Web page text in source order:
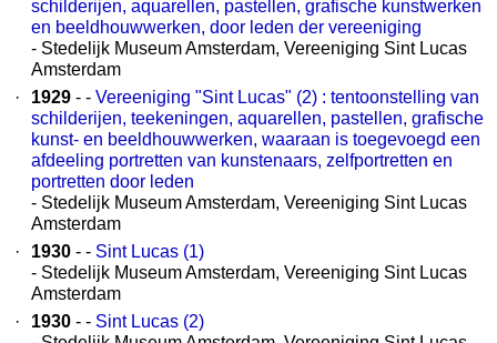
schilderijen, aquarellen, pastellen, grafische kunstwerken
en beeldhouwwerken, door leden der vereeniging
- Stedelijk Museum Amsterdam, Vereeniging Sint Lucas
Amsterdam
·
1929 - - Vereeniging "Sint Lucas" (2) : tentoonstelling van
schilderijen, teekeningen, aquarellen, pastellen, grafische
kunst- en beeldhouwwerken, waaraan is toegevoegd een
afdeeling portretten van kunstenaars, zelfportretten en
portretten door leden
- Stedelijk Museum Amsterdam, Vereeniging Sint Lucas
Amsterdam
·
1930 - - Sint Lucas (1)
- Stedelijk Museum Amsterdam, Vereeniging Sint Lucas
Amsterdam
·
1930 - - Sint Lucas (2)